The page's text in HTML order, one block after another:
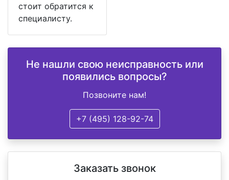
стоит обратится к
специалисту.
Не нашли свою неисправность или
появились вопросы?
Позвоните нам!
+7 (495) 128-92-74
Заказать звонок